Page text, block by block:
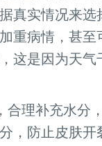
真实情况来选
重病情，甚至
这是因为天气
合理补充水分
，防止皮肤开